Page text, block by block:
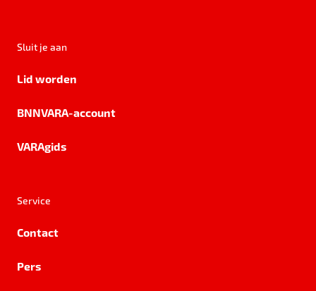
Sluit je aan
Lid worden
BNNVARA-account
VARAgids
Service
Contact
Pers